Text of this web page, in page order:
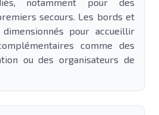
secours. Les bords et
pour accueillir
comme des
ou des organisateurs de